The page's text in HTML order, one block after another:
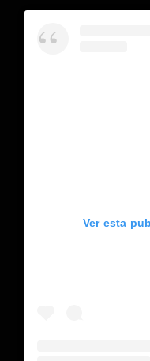
Ver esta